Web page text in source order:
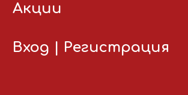
Акции
Вход Регистрация